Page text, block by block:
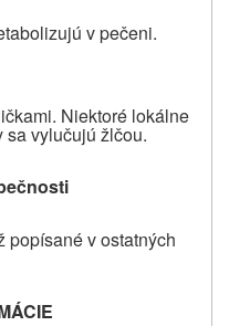
v pečeni.
Niektoré lokálne
sa vylučujú žlčou.
popísané v ostatných